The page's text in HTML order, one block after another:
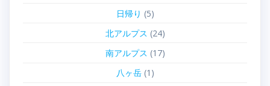
日帰り (5)
北アルプス (24)
南アルプス (17)
八ヶ岳(1)